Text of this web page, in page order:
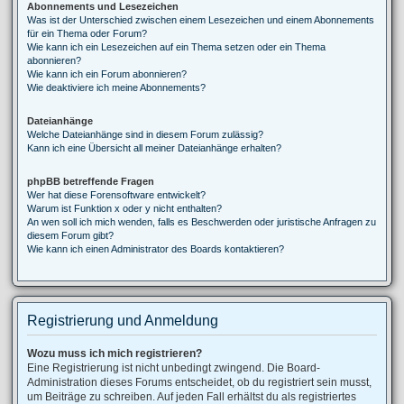
Abonnements und Lesezeichen
Was ist der Unterschied zwischen einem Lesezeichen und einem Abonnements
für ein Thema oder Forum?
Wie kann ich ein Lesezeichen auf ein Thema setzen oder ein Thema
abonnieren?
Wie kann ich ein Forum abonnieren?
Wie deaktiviere ich meine Abonnements?
Dateianhänge
Welche Dateianhänge sind in diesem Forum zulässig?
Kann ich eine Übersicht all meiner Dateianhänge erhalten?
phpBB betreffende Fragen
Wer hat diese Forensoftware entwickelt?
Warum ist Funktion x oder y nicht enthalten?
An wen soll ich mich wenden, falls es Beschwerden oder juristische Anfragen zu
diesem Forum gibt?
Wie kann ich einen Administrator des Boards kontaktieren?
Registrierung und Anmeldung
Wozu muss ich mich registrieren?
Eine Registrierung ist nicht unbedingt zwingend. Die Board-
Administration dieses Forums entscheidet, ob du registriert sein musst,
um Beiträge zu schreiben. Auf jeden Fall erhältst du als registriertes